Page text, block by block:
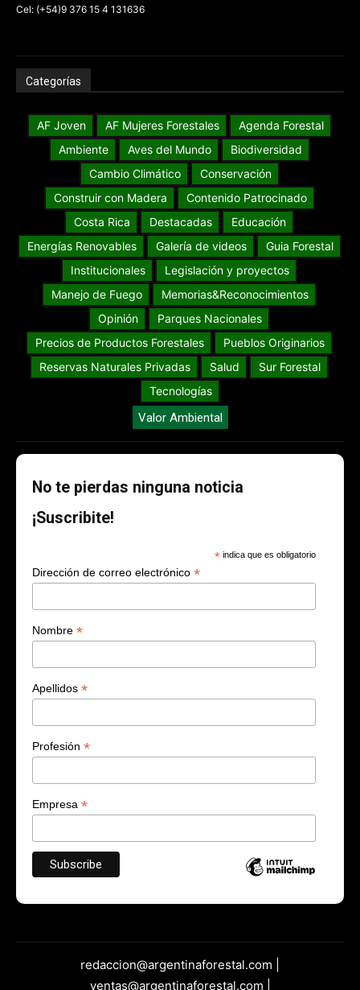
Cel: (+54)9 376 15 4 131636
Categorías
AF Joven AF Mujeres Forestales
Agenda Forestal
Ambiente
Aves del Mundo
Biodiversidad
Cambio Climático
Conservación
Construir con Madera
Contenido Patrocinado
Costa Rica
Destacadas
Educación
Energías Renovables
Galería de videos
Guia Forestal
Institucionales
Legislación y proyectos
Manejo de Fuego
Memorias&Reconocimientos
Opinión
Parques Nacionales
Precios de Productos Forestales
Pueblos Originarios
Reservas Naturales Privadas
Salud
Sur Forestal
Tecnologías
Valor Ambiental
No te pierdas ninguna noticia
¡Suscribite!
* indica que es obligatorio
Dirección de correo electrónico *
Nombre *
Apellidos *
Profesión *
Empresa *
redaccion@argentinaforestal.com |
ventas@argentinaforestal.com |